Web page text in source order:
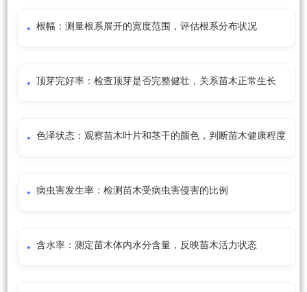
根幅：测量根系展开的宽度范围，评估根系分布状况
顶芽完好率：检查顶芽是否完整健壮，关系苗木正常生长
色泽状态：观察苗木叶片和茎干的颜色，判断苗木健康程度
病虫害发生率：检测苗木受病虫害侵害的比例
含水率：测定苗木体内水分含量，反映苗木活力状态